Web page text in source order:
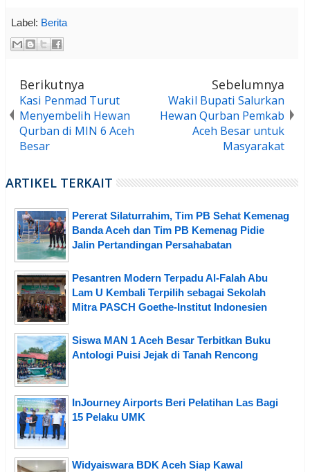
Label: Berita
Berikutnya
Kasi Penmad Turut
Menyembelih Hewan
Qurban di MIN 6 Aceh
Besar
Sebelumnya
Wakil Bupati Salurkan
Hewan Qurban Pemkab
Aceh Besar untuk
Masyarakat
ARTIKEL TERKAIT
Pererat Silaturrahim, Tim PB Sehat Kemenag
Banda Aceh dan Tim PB Kemenag Pidie
Jalin Pertandingan Persahabatan
Pesantren Modern Terpadu Al-Falah Abu
Lam U Kembali Terpilih sebagai Sekolah
Mitra PASCH Goethe-Institut Indonesien
Siswa MAN 1 Aceh Besar Terbitkan Buku
Antologi Puisi Jejak di Tanah Rencong
InJourney Airports Beri Pelatihan Las Bagi
15 Pelaku UMK
Widyaiswara BDK Aceh Siap Kawal